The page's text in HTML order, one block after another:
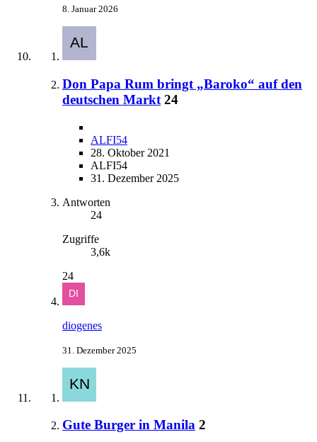
8. Januar 2026
Don Papa Rum bringt „Baroko“ auf den
deutschen Markt 24
ALFI54
28. Oktober 2021
ALFI54
31. Dezember 2025
Antworten
24
Zugriffe
3,6k
24
diogenes
31. Dezember 2025
Gute Burger in Manila 2